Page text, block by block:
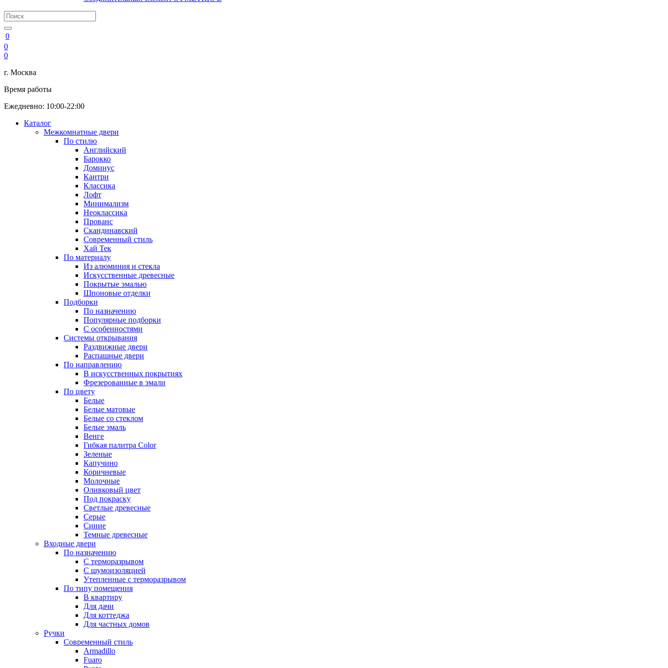
0
0
0
г. Москва
Время работы
Ежедневно: 10:00-22:00
Каталог
Межкомнатные двери
По стилю
Английский
Барокко
Доминус
Кантри
Классика
Лофт
Минимализм
Неоклассика
Прованс
Скандинавский
Современный стиль
Хай Тек
По материалу
Из алюминия и стекла
Искусственные древесные
Покрытые эмалью
Шпоновые отделки
Подборки
По назначению
Популярные подборки
С особенностями
Системы открывания
Раздвижные двери
Распашные двери
По направлению
В искусственных покрытиях
Фрезерованные в эмали
По цвету
Белые
Белые матовые
Белые со стеклом
Белые эмаль
Венге
Гибкая палитра Color
Зеленые
Капучино
Коричневые
Молочные
Оливковый цвет
Под покраску
Светлые древесные
Серые
Синие
Темные древесные
Входные двери
По назначению
С терморазрывом
С шумоизоляцией
Утепленные с терморазрывом
По типу помещения
В квартиру
Для дачи
Для коттеджа
Для частных домов
Ручки
Современный стиль
Armadillo
Fuaro